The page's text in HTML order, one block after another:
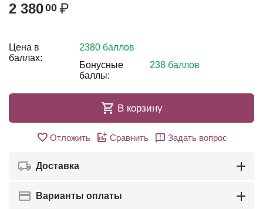
2 38000 ₽
Цена в
баллах:
2380 баллов
Бонусные
баллы:
238 баллов
В корзину
Отложить Сравнить Задать вопрос
Доставка
Варианты оплаты